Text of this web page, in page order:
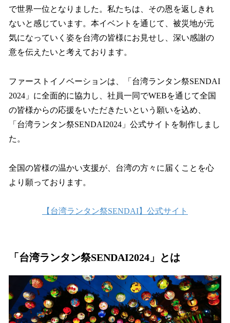
で世界一位となりました。私たちは、その恩を返しきれ
ないと感じています。本イベントを通じて、被災地が元
気になっていく姿を台湾の皆様にお見せし、深い感謝の
意を伝えたいと考えております。
ファーストイノベーションは、「台湾ランタン祭SENDAI
2024」に全面的に協力し、社員一同でWEBを通じて全国
の皆様からの応援をいただきたいという願いを込め、
「台湾ランタン祭SENDAI2024」公式サイトを制作しまし
た。
全国の皆様の温かい支援が、台湾の方々に届くことを心
より願っております。
【台湾ランタン祭SENDAI】公式サイト
「台湾ランタン祭SENDAI2024」とは